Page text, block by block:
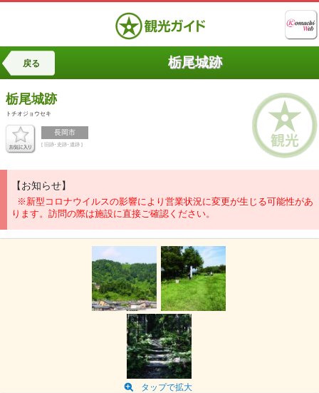
戻る 栃尾城跡
栃尾城跡
トチオジョウセキ
長岡市
[ 旧跡･史跡･遺跡 ]
【お知らせ】
※新型コロナウイルスの影響により営業状況に変更が生じる可能性があ
ります。訪問の際は施設に直接ご確認ください。
タップで拡大